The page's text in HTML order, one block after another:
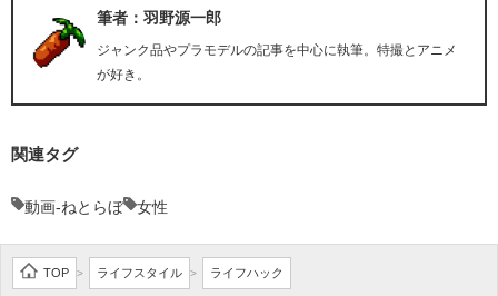
筆者：羽野源一郎
ジャンク品やプラモデルの記事を中心に執筆。特撮とアニメ
が好き。
関連タグ
動画-ねとらぼ 女性
TOP > ライフスタイル > ライフハック